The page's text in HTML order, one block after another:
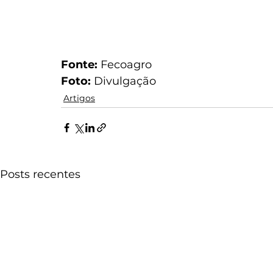
Fonte: Fecoagro
Foto: Divulgação
Artigos
Posts recentes